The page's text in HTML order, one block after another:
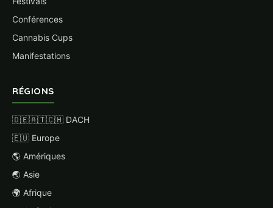
Conférences
Cannabis Cups
Manifestations
RÉGIONS
🇩🇪🇦🇹🇨🇭 DACH
🇪🇺 Europe
🌎 Amériques
🌏 Asie
🌍 Afrique